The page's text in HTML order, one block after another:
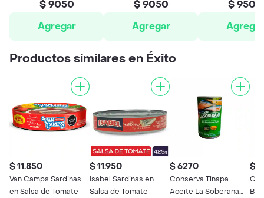
$ 9050
Agregar
$ 9050
Agregar
$ 9500
Agregar
Productos similares en Éxito
$ 11.850
Van Camps Sardinas
en Salsa de Tomate
$ 11.950
Isabel Sardinas en
Salsa de Tomate
$ 6270
Conserva Tinapa
Aceite La Soberana
$